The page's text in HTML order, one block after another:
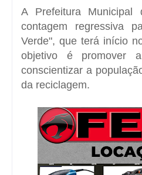
A Prefeitura
contagem regressiva
Verde", que terá início
objetivo é promover
conscientizar a
da reciclagem.